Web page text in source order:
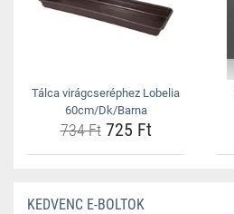
Tálca virágcseréphez Lobelia
60cm/Dk/Barna
734 Ft725 Ft
KEDVENC E-BOLTOK